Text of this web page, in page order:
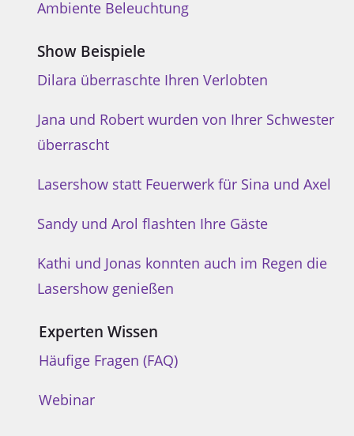
Ambiente Beleuchtung
Show Beispiele
Dilara überraschte Ihren Verlobten
Jana und Robert wurden von Ihrer Schwester
überrascht
Lasershow statt Feuerwerk für Sina und Axel
Sandy und Arol flashten Ihre Gäste
Kathi und Jonas konnten auch im Regen die
Lasershow genießen
Experten Wissen
Häufige Fragen (FAQ)
Webinar